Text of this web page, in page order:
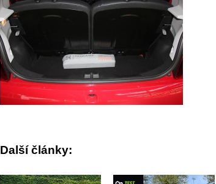
Další články: